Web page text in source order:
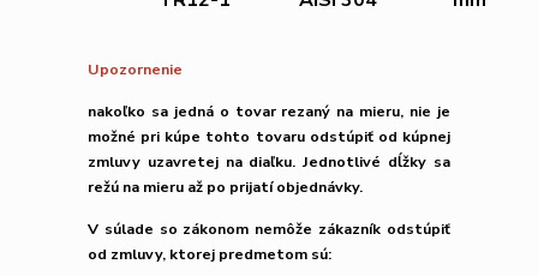
Upozornenie
nakoľko sa jedná o tovar rezaný na mieru, nie je
možné pri kúpe tohto tovaruodstúpiť od kúpnej
zmluvy uzavretej na diaľku.Jednotlivé dĺžky sa
režú na mieru až po prijatí objednávky.
V súlade so zákonom nemôže zákazník odstúpiť
od zmluvy, ktorej predmetom sú: